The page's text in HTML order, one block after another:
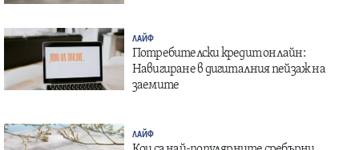
ЛАЙФ
Потребителски кредит онлайн:
Навигиране в дигиталния пейзаж на
заемите
ЛАЙФ